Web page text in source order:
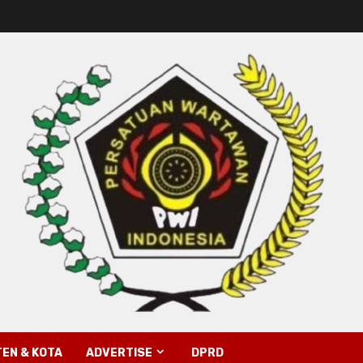
& KOTA ADVERTISE DPRD